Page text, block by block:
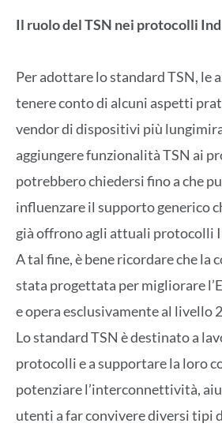
Il ruolo del TSN nei protocolli
Per adottare lo standard TSN, le
tenere conto di alcuni aspetti
vendor di dispositivi più
aggiungere funzionalità TSN ai
potrebbero chiedersi fino a che
influenzare il supporto generico
già offrono agli attuali protocolli
A tal fine, è bene ricordare che la
stata progettata per migliorare
e opera esclusivamente al livello
Lo standard TSN è destinato a
protocolli e a supportare la loro
potenziare l’interconnettività,
utenti a far convivere diversi tipi